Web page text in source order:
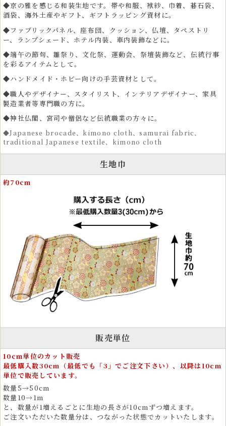
クラフト生地として人気のハンドメイド・手芸用金襴
金襴生地は、和裁を好む手芸愛好家や手芸資材としても高い人気があり
ます。カットクロスやはぎれは、ポーチ、酒袋、 ワイン袋、碁石袋、
笛袋、帽子、マスク、革細工、弓袋など、さまざまな作品制作に使用で
きます。
小さめの柄で構成されているため、ドール衣装やぬいぐるみ衣装、愛犬
用の着物など細かな制作にも適しています。 金糸がきらめく織物生地
は、作品に存在感と高級感を与えます。
衣装とファッションに広がる金襴の和風テイストの美
金襴生地は、和風衣装をはじめ、舞台衣装、祭り衣装、よさこい衣装、
雅楽衣装、神楽衣裳など、伝統的な和装に多く使用されています。着物
や帯、化粧まわしなどフォーマルな装いにも適しています。
運動会や文化祭、剣道、弓道、茶道、書道の発表会、ドレス、コスプ
レ、民族衣装などにも用いられ、その豪華な見た目が存在感を放ちま
す。
コスプレイヤーや俳優、芸能関係者の衣装素材としても支持され、五月
人形や雛人形などの伝統人形制作、着物リメイク素材としても活用され
ています。
◆京の雅を感じる和装生地です。帯や和服、袱紗、巾着、碁石袋、
酒袋、海外土産やギフト、ギフトラッピング資材に。
◆ファブリックパネル、座布団、クッション、仏壇、タペストリ
ー、ランプシェード、ホテル内装、車内装飾などに。
◆端午の節句、雛祭り、文化祭、運動会、祭壇装飾など、伝統行事
を彩るアイテムとして。
◆ハンドメイド・ホビー向けの手芸資材として。
◆職人やデザイナー、スタイリスト、インテリアデザイナー、家具
製造業者等専門職の方に。
◆神社仏閣、宮司や僧侶など伝統職業の方々に。
◆Japanese brocade、kimono cloth、samurai fabric、
traditional Japanese textile、kimono cloth
生地巾
約70cm
販売単位
10cm単位のカット販売
最低購入数30cm（最低でも「3」でご注文下さい）、以降は10cm
単位で販売しています。
数量5→50cm
数量10→1m
と、数量が1増えるごとに生地の長さが10cmずつ増えます。
ご注文いただいた数量分は、つながった状態でカットいたします。